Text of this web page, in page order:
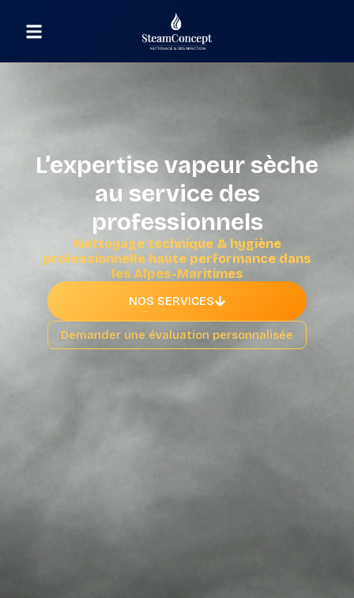
L’expertise vapeur sèche
au service des
professionnels
Nettoyage technique & hygiène
professionnelle haute performance dans
les Alpes-Maritimes
NOS SERVICES
Demander une évaluation personnalisée